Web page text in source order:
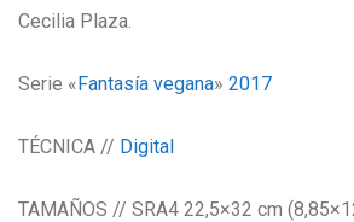
Cecilia Plaza.
Serie «Fantasía vegana» 2017
TÉCNICA // Digital
TAMAÑOS // SRA4 22,5×32 cm